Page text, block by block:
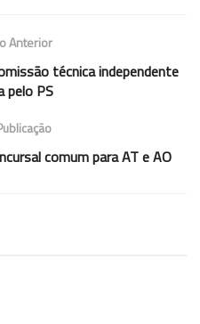
Anterior
técnica independente
pelo PS
comum para AT e AO